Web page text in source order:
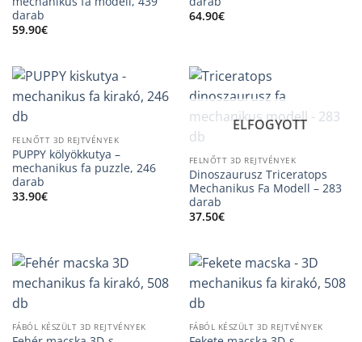
darab
59.90€
64.90€
FELNŐTT 3D REJTVÉNYEK
PUPPY kölyökkutya –
mechanikus fa puzzle, 246
darab
33.90€
ELFOGYOTT
FELNŐTT 3D REJTVÉNYEK
Dinoszaurusz Triceratops
Mechanikus Fa Modell – 283
darab
37.50€
FÁBÓL KÉSZÜLT 3D REJTVÉNYEK FÁBÓL KÉSZÜLT 3D REJTVÉNYEK